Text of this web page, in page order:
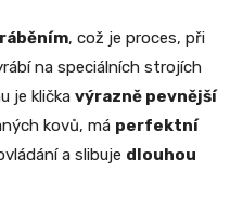
, což je proces, při
na speciálních strojích
je klička výrazně pevnější
kovů, má perfektní
a slibuje dlouhou